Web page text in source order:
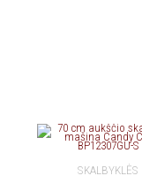
SKALBYKLĖS